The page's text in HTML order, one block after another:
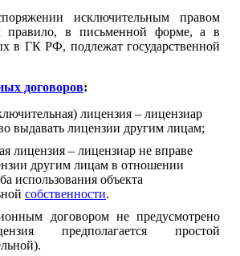
исключительным правом
правило, в письменной форме, а в
в ГК РФ, подлежат государственной
договоров:
лицензия – лицензиар
выдавать лицензии другим лицам;
лицензия – лицензиар не вправе
другим лицам в отношении
использования объекта
собственности.
договором не предусмотрено
предполагается простой